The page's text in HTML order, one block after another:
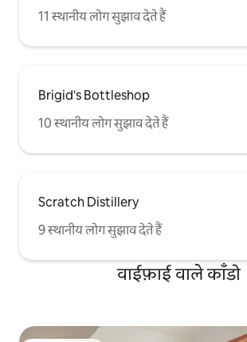
11 स्थानीय लोग सुझाव देते हैं
Brigid's Bottleshop
10 स्थानीय लोग सुझाव देते हैं
Scratch Distillery
9 स्थानीय लोग सुझाव देते हैं
वाईफ़ाई वाले काँडो